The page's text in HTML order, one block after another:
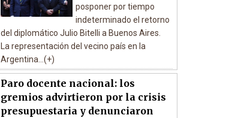
posponer por tiempo
indeterminado el retorno
del diplomático Julio Bitelli a Buenos Aires.
La representación del vecino país en la
Argentina...(+)
Paro docente nacional: los
gremios advirtieron por la crisis
presupuestaria y denunciaron